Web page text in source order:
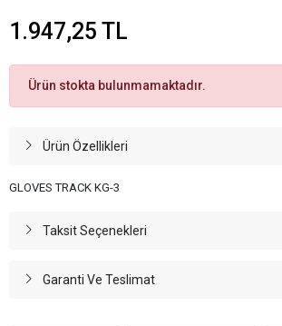
1.947,25 TL
Ürün stokta bulunmamaktadır.
Ürün Özellikleri
GLOVES TRACK KG-3
Taksit Seçenekleri
Garanti Ve Teslimat